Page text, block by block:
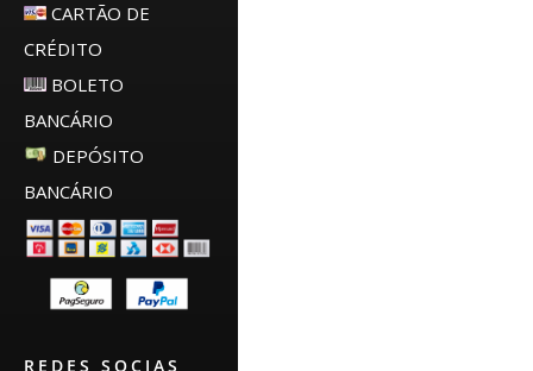
CARTÃO DE
CRÉDITO
BOLETO
BANCÁRIO
DEPÓSITO
BANCÁRIO
REDES SOCIAS